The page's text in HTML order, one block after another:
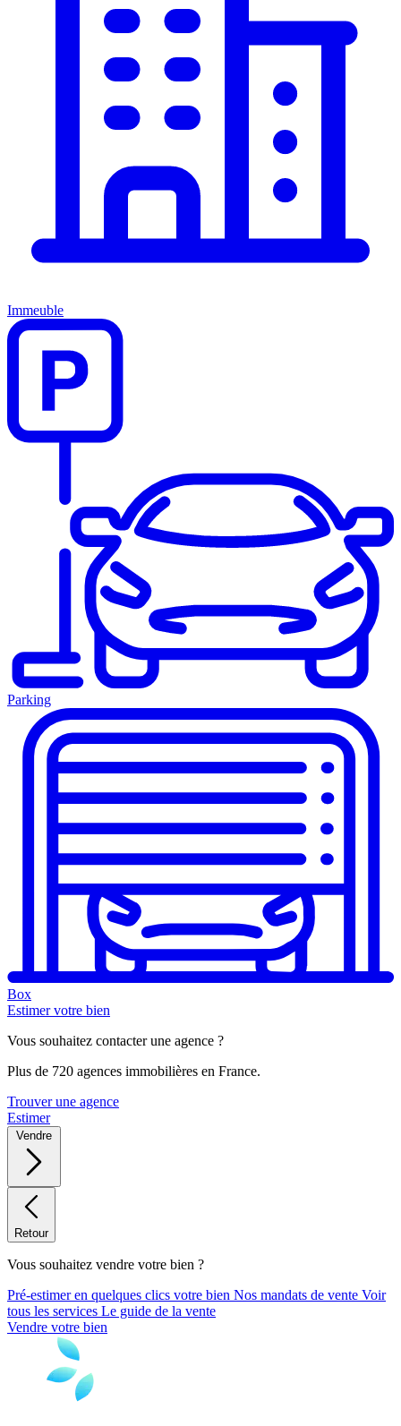
Immeuble
Parking
Box
Estimer votre bien
Vous souhaitez contacter une agence ?
Plus de 720 agences immobilières en France.
Trouver une agence
Estimer
Vendre
Retour
Vous souhaitez vendre votre bien ?
Pré-estimer en quelques clics votre bien Nos mandats de vente Voir
tous les services Le guide de la vente
Vendre votre bien